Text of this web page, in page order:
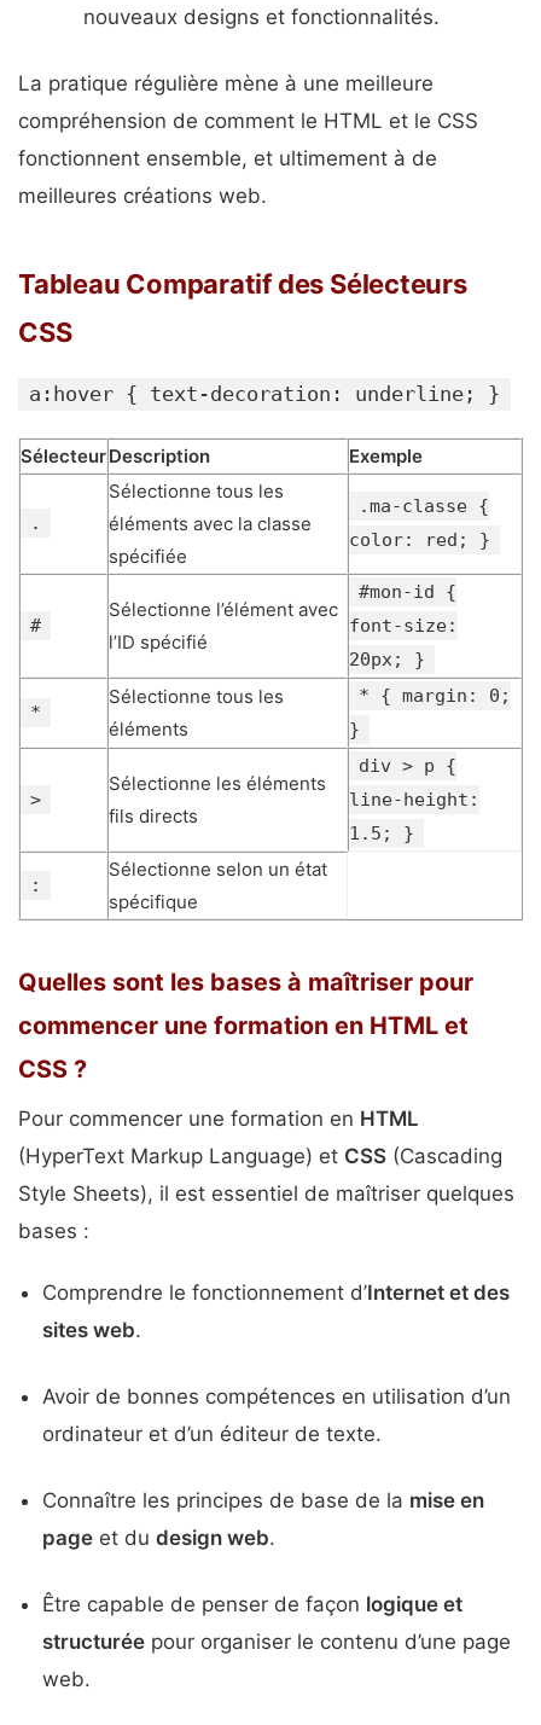
nouveaux designs et fonctionnalités.
La pratique régulière mène à une meilleure
compréhension de comment le HTML et le CSS
fonctionnent ensemble, et ultimement à de
meilleures créations web.
Tableau Comparatif des Sélecteurs
CSS
a:hover { text-decoration: underline; }
SélecteurDescription Exemple
.
Sélectionne tous les
éléments avec la classe
spécifiée
.ma-classe {
color: red; }
#
Sélectionne l’élément avec
l’ID spécifié
#mon-id {
font-size:
20px; }
*
Sélectionne tous les
éléments
* { margin: 0;
}
>
Sélectionne les éléments
fils directs
div > p {
line-height:
1.5; }
:
Sélectionne selon un état
spécifique
Quelles sont les bases à maîtriser pour
commencer une formation en HTML et
CSS ?
Pour commencer une formation en HTML
(HyperText Markup Language) et CSS (Cascading
Style Sheets), il est essentiel de maîtriser quelques
bases :
Comprendre le fonctionnement d’Internet et des
sites web.
Avoir de bonnes compétences en utilisation d’un
ordinateur et d’un éditeur de texte.
Connaître les principes de base de la mise en
page et du design web.
Être capable de penser de façon logique et
structurée pour organiser le contenu d’une page
web.